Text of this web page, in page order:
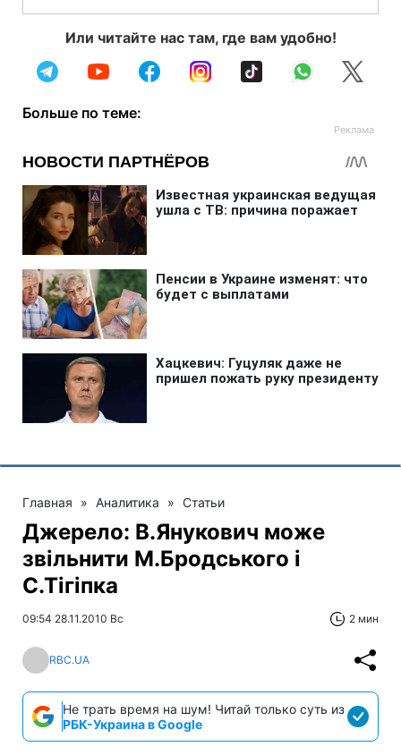
Или читайте нас там, где вам удобно!
Больше по теме:
Главная » Аналитика » Статьи
Джерело: В.Янукович може
звільнити М.Бродського і
С.Тігіпка
09:54 28.11.2010 Вс 2 мин
RBC.UA
Не трать время на шум! Читай только суть из
РБК-Украина в Google